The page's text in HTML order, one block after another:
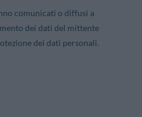
comunicati o diffusi a
dei dati del mittente
dei dati personali.